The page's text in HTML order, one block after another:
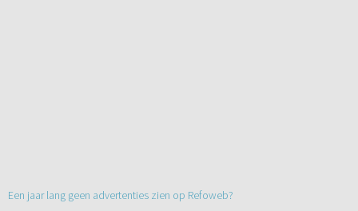
Een jaar lang geen advertenties zien op Refoweb?